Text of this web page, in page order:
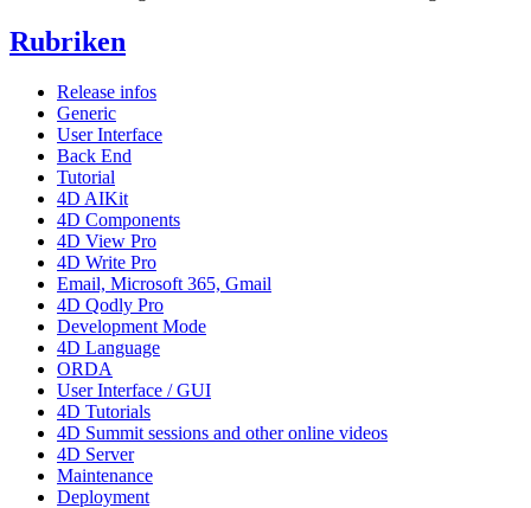
Rubriken
Release infos
Generic
User Interface
Back End
Tutorial
4D AIKit
4D Components
4D View Pro
4D Write Pro
Email, Microsoft 365, Gmail
4D Qodly Pro
Development Mode
4D Language
ORDA
User Interface / GUI
4D Tutorials
4D Summit sessions and other online videos
4D Server
Maintenance
Deployment